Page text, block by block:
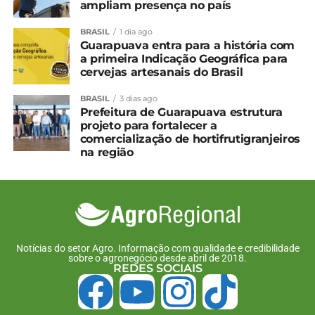
doenças das lavouras. Podem substituir ou
complementar agroquímicos, reduzindo os
impactos ambientais e protegendo a saúde do
agricultor e do consumidor.
Ainda de acordo com Cirino, a oferta de
capacitação será um dos pilares de atuação do
horto. Serão oferecidos programas direcionados a
profissionais da agricultura, saúde,
capacitar agentes envolvidos na cadeia produtiva,
promovendo a sustentabilidade e o
empreendedorismo na área”, aponta.
INFRAESTRUTURA
O horto será instalado em uma área de dez mil
metros quadrados na sede de pesquisa do IDR-
ampliam presença no país
BRASIL 1 dia ago
Guarapuava entra para a história com
a primeira Indicação Geográfica para
cervejas artesanais do Brasil
BRASIL 3 dias ago
Prefeitura de Guarapuava estrutura
projeto para fortalecer a
comercialização de hortifrutigranjeiros
na região
Notícias do setor Agro. Informação com qualidade e credibilidade
sobre o agronegócio desde abril de 2018.
REDES SOCIAIS